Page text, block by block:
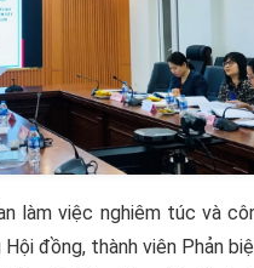
làm việc nghiêm túc và
đồng, thành viên Phản